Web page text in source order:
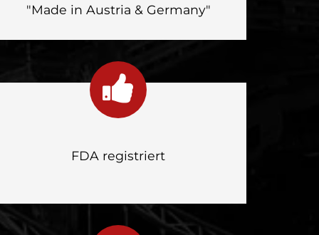
"Made in Austria & Germany"
FDA registriert